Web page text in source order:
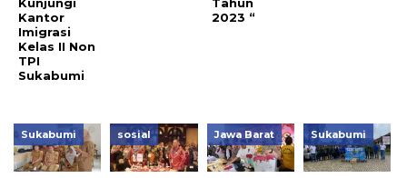
Kunjungi
Kantor
Imigrasi
Kelas II Non
TPI
Sukabumi
Tahun
2023 “
Sukabumi sosial Jawa Barat Sukabumi